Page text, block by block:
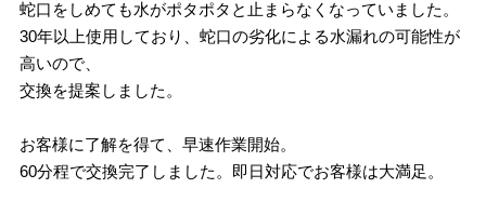
蛇口をしめても水がポタポタと止まらなくなっていました。
30年以上使用しており、蛇口の劣化による水漏れの可能性が
高いので、
交換を提案しました。
お客様に了解を得て、早速作業開始。
60分程で交換完了しました。即日対応でお客様は大満足。